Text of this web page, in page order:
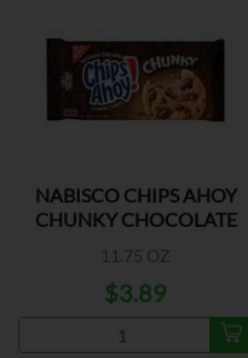
NABISCO CHIPS AHOY
CHUNKY CHOCOLATE
11.75 OZ
$3.89